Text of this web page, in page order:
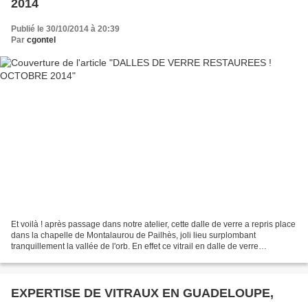
2014
Publié le 30/10/2014 à 20:39
Par cgontel
Et voilà ! après passage dans notre atelier, cette dalle de verre a repris place
dans la chapelle de Montalaurou de Pailhès, joli lieu surplombant
tranquillement la vallée de l'orb. En effet ce vitrail en dalle de verre
EXPERTISE DE VITRAUX EN GUADELOUPE,